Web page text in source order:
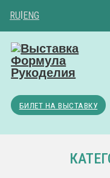
RU ENG
БИЛЕТ НА ВЫСТАВКУ